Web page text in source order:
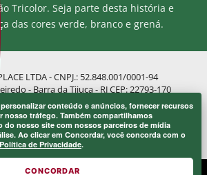
conteúdo e anúncios, fornecer recursos
nosso tráfego. Também compartilhamos
do nosso site com nossos parceiros de mídia
Ao clicar em Concordar, você concorda com o
Política de Privacidade.
CONCORDAR
Tricolor. Seja parte desta história e
das cores verde, branco e grená.
LTDA - CNPJ.: 52.848.001/0001-94
- Barra da Tijuca - RJ CEP: 22793-170
atendimento@lojaflu.com.br / (21) 98808-
9954
as 12:00h e 14:00h as 17:00h de segunda a
sexta.